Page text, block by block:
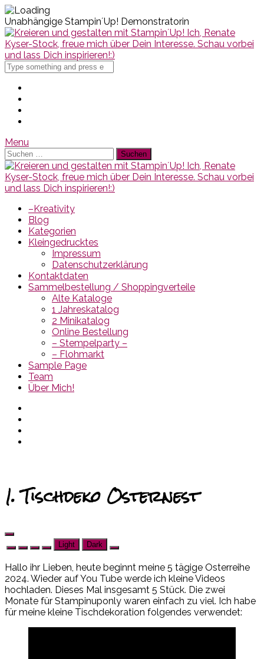
Unabhängige Stampin´Up! Demonstratorin
Search
for
Menu
Suchen
nach:
–Kreativity
Blog
Kategorien
Kleingedrucktes
Impressum
Datenschutzerklärung
Kontaktdaten
Sammelbestellung / Shoppingverteile
Alte Kataloge
1 Jahreskatalog
2 Minikatalog
Online Bestellung
– Stempelparty –
– Flohmarkt
Sample Page
Team
Über Mich!
1. Tischdeko Osternest
Light Dark
Hallo ihr Lieben, heute beginnt meine 5 tägige Osterreihe
2024. Wieder auf You Tube werde ich kleine Videos
hochladen. Dieses Mal insgesamt 5 Stück. Die zwei
Monate für Stampinuponly waren einfach zu viel. Ich habe
für meine kleine Tischdekoration folgendes verwendet: